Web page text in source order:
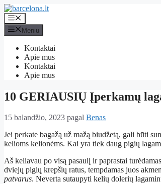
Pereiti
prie
turinio
Meniu
Meniu
Kontaktai
Apie mus
Kontaktai
Apie mus
10 GERIAUSIŲ Įperkamų
15 balandžio, 2023 pagal Benas
Jei perkate bagažą už mažą biudžetą, gali būti
kelioms kelionėms. Kai yra tiek daug pigių
Aš keliavau po visą pasaulį ir paprastai
dviejų pigių krepšių ratus, tempdamas juos
patvarus. Neverta sutaupyti kelių dolerių